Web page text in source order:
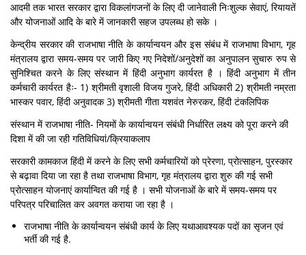
आदमी तक भारत सरकार द्वारा विकलांगजनों के लिए दी जानेवाली निःशुल्क सेवाएं, रियायतें
और योजनाओं आदि के बारे में जानकारी सहज उपलब्ध हो सके ।
केन्द्रीय सरकार की राजभाषा नीति के कार्यान्वयन और इस संबंध में राजभाषा विभाग, गृह
मंत्रालय द्वारा समय-समय पर जारी किए गए निदेशों/अनुदेशों का अनुपालन सुचारु रुप से
सुनिश्चित करने के लिए संस्थान में हिंदी अनुभाग कार्यरत है । हिंदी अनुभाग में तीन
कर्मचारी कार्यरत हैः- 1) श्रीमती वृशाली विजय गुजरे, हिंदी अधिकारी 2) श्रीमती नम्रता
भास्कर पवार, हिंदी अनुवादक 3) श्रीमती गीता यशवंत नेरुरकर, हिंदी टंकलिपिक
संस्थान में राजभाषा नीति- नियमों के कार्यान्वयन संबंधी निर्धारित लक्ष्य को पूरा करने की
दिशा में की जा रही गतिविधियां/क्रियाकलाप
सरकारी कामकाज हिंदी में करने के लिए सभी कर्मचारियों को प्रेरणा, प्रोत्साहन, पुरस्कार
से बढ़ावा दिया जा रहा है तथा राजभाषा विभाग, गृह मंत्रालय द्वारा शुरु की गई सभी
प्रोत्साहन योजनाएं कार्यान्वित की गई है । सभी योजनाओं के बारे में समय-समय पर
परिपत्र परिचालित कर अवगत कराया जा रहा है ।
राजभाषा नीति के कार्यान्वयन संबंधी कार्य के लिए यथाआवश्यक पदों का सृजन एवं
भर्ती की गई है.